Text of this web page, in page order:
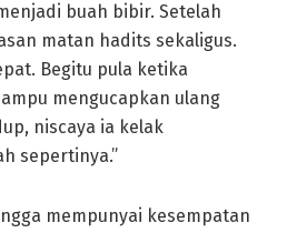
buah bibir. Setelah
matan hadits sekaligus.
Begitu pula ketika
mengucapkan ulang
niscaya ia kelak
sepertinya.”
mempunyai kesempatan